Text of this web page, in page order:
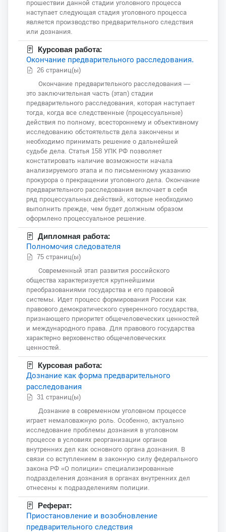
прошествии данной стадии уголовного процесса
наступает следующая стадия уголовного процесса
является производство предварительного следствия
или дознания.
Курсовая работа:
Окончание предварительного расследования.
26 страниц(ы)
Окончание предварительного расследования —
это заключительная часть (этап) стадии
предварительного расследования, которая наступает
тогда, когда все следственные (процессуальные)
действия по полному, всестороннему и объективному
исследованию обстоятельств дела закончены и
необходимо принимать решение о дальнейшей
судьбе дела. Статья 158 УПК РФ позволяет
констатировать наличие возможности начала
анализируемого этапа и по письменному указанию
прокурора о прекращении уголовного дела. Окончание
предварительного расследования включает в себя
ряд процессуальных действий, которые необходимо
выполнить прежде, чем будет должным образом
оформлено процессуальное решение.
Дипломная работа:
Полномочия следователя
75 страниц(ы)
Современный этап развития российского
общества характеризуется крупнейшими
преобразованиями государства и его правовой
системы. Идет процесс формирования России как
правового демократического суверенного государства,
признающего приоритет общечеловеческих ценностей
и международного права. Для правового государства
характерно верховенство общечеловеческих
ценностей.
Курсовая работа:
Дознание как форма предварительного
расследования
31 страниц(ы)
Дознание в современном уголовном процессе
играет немаловажную роль. Особенно, актуально
исследование проблемы дознания в уголовном
процессе в условиях реорганизации органов
внутренних дел как основного органа дознания. В
связи со вступлением в законную силу федерального
закона РФ «О полиции» специализированные
подразделения дознания в органах внутренних дел
отнесены к подразделениям полиции.
Реферат:
Приостановление и возобновление
предварительного следствия